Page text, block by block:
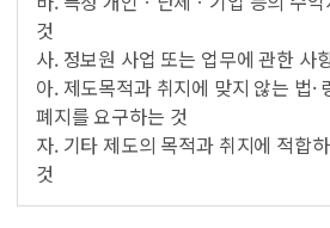
것
사. 정보원 사업 또는 업무에 관한 사
아. 제도목적과 취지에 맞지 않는 법·
폐지를 요구하는 것
자. 기타 제도의 목적과 취지에 적합
것